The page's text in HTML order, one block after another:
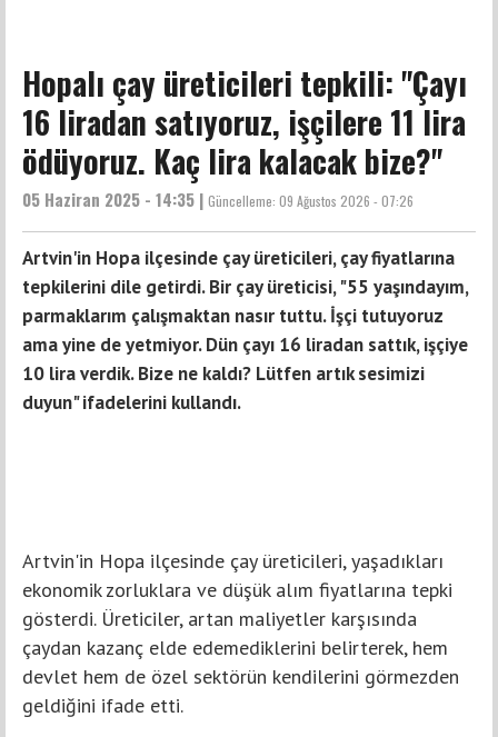
Hopalı çay üreticileri tepkili: "Çayı
16 liradan satıyoruz, işçilere 11 lira
ödüyoruz. Kaç lira kalacak bize?"
05 Haziran 2025 - 14:35 | Güncelleme: 09 Ağustos 2026 - 07:26
Artvin'in Hopa ilçesinde çay üreticileri, çay fiyatlarına
tepkilerini dile getirdi. Bir çay üreticisi, "55 yaşındayım,
parmaklarım çalışmaktan nasır tuttu. İşçi tutuyoruz
ama yine de yetmiyor. Dün çayı 16 liradan sattık, işçiye
10 lira verdik. Bize ne kaldı? Lütfen artık sesimizi
duyun" ifadelerini kullandı.
Artvin'in Hopa ilçesinde çay üreticileri, yaşadıkları
ekonomik zorluklara ve düşük alım fiyatlarına tepki
gösterdi. Üreticiler, artan maliyetler karşısında
çaydan kazanç elde edemediklerini belirterek, hem
devlet hem de özel sektörün kendilerini görmezden
geldiğini ifade etti.